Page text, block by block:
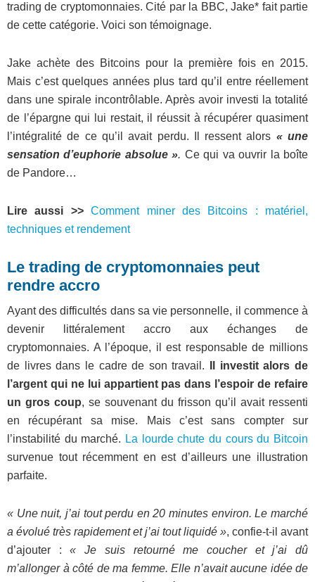
trading de cryptomonnaies. Cité par la BBC, Jake* fait partie
de cette catégorie. Voici son témoignage.
Jake achète des Bitcoins pour la première fois en 2015.
Mais c’est quelques années plus tard qu’il entre réellement
dans une spirale incontrôlable. Après avoir investi la totalité
de l’épargne qui lui restait, il réussit à récupérer quasiment
l’intégralité de ce qu’il avait perdu. Il ressent alors « une
sensation d’euphorie absolue ». Ce qui va ouvrir la boîte
de Pandore…
Lire aussi >>
Comment miner des Bitcoins : matériel,
techniques et rendement
Le trading de cryptomonnaies peut
rendre accro
Ayant des difficultés dans sa vie personnelle, il commence à
devenir littéralement accro aux échanges de
cryptomonnaies. A l’époque, il est responsable de millions
de livres dans le cadre de son travail.
Il investit alors de
l’argent qui ne lui appartient pas dans l’espoir de refaire
un gros coup, se souvenant du frisson qu’il avait ressenti
en récupérant sa mise. Mais c’est sans compter sur
l’instabilité du marché. La lourde chute du cours du Bitcoin
survenue tout récemment en est d’ailleurs une illustration
parfaite.
« Une nuit, j’ai tout perdu en 20 minutes environ. Le marché
a évolué très rapidement et j’ai tout liquidé », confie-t-il avant
d’ajouter :« Je suis retourné me coucher et j’ai dû
m’allonger à côté de ma femme. Elle n’avait aucune idée de